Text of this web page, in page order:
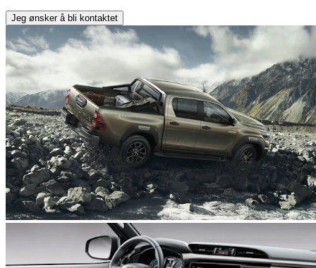
Jeg ønsker å bli kontaktet